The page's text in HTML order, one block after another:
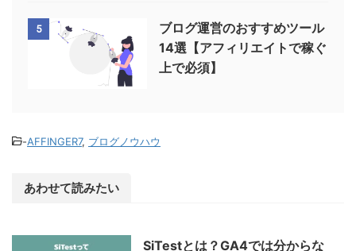
5
ブログ運営のおすすめツール
14選【アフィリエイトで稼ぐ
上で必須】
-AFFINGER7, ブログノウハウ
あわせて読みたい
SiTestとは？GA4では分からな